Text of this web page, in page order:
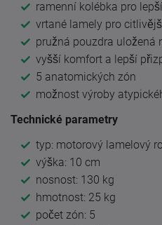
ramenní kolébka pro
vrtané lamely pro
pružná pouzdra uložená
vyšší komfort a lepší
5 anatomických zón
možnost výroby
Technické parametry
typ: motorový lamelový
výška: 10 cm
nosnost: 130 kg
hmotnost: 25 kg
počet zón: 5